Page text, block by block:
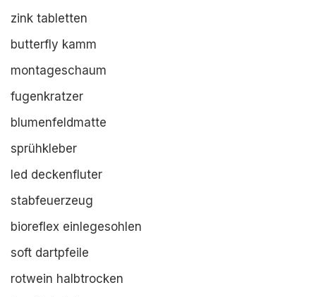
zink tabletten
butterfly kamm
montageschaum
fugenkratzer
blumenfeldmatte
sprühkleber
led deckenfluter
stabfeuerzeug
bioreflex einlegesohlen
soft dartpfeile
rotwein halbtrocken